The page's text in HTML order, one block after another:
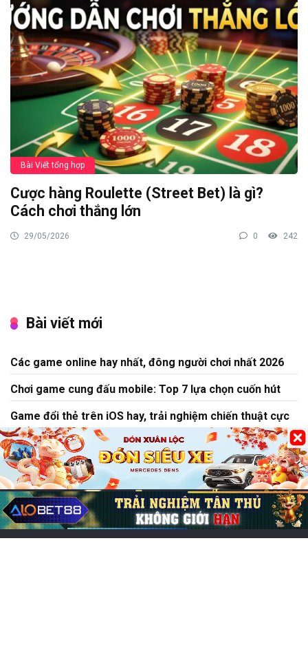
Bài Viết tổng hợp
Cược hàng Roulette (Street Bet) là gì?
Cách chơi thắng lớn
29/05/2026 0 242
Bài viết mới
Các game online hay nhất, đông người chơi nhất 2026
Chơi game cung đấu mobile: Top 7 lựa chọn cuốn hút
Game đổi thẻ trên iOS hay, trải nghiệm chiến thuật cực
cuốn
Chơi game CF Mobile: Làm chủ chiến trường Crossfire
Legends
Mo thấy nấm mồ đánh lô đề con gì? Điềm báo lành hay
dữ?